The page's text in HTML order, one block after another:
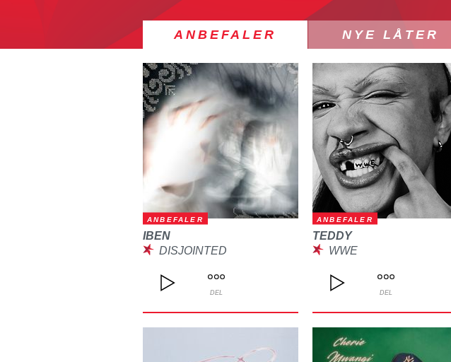
ANBEFALER NYE LÅTER
ANBEFALER
IBEN
DISJOINTED
DEL
ANBEFALER
TEDDY
WWE
DEL